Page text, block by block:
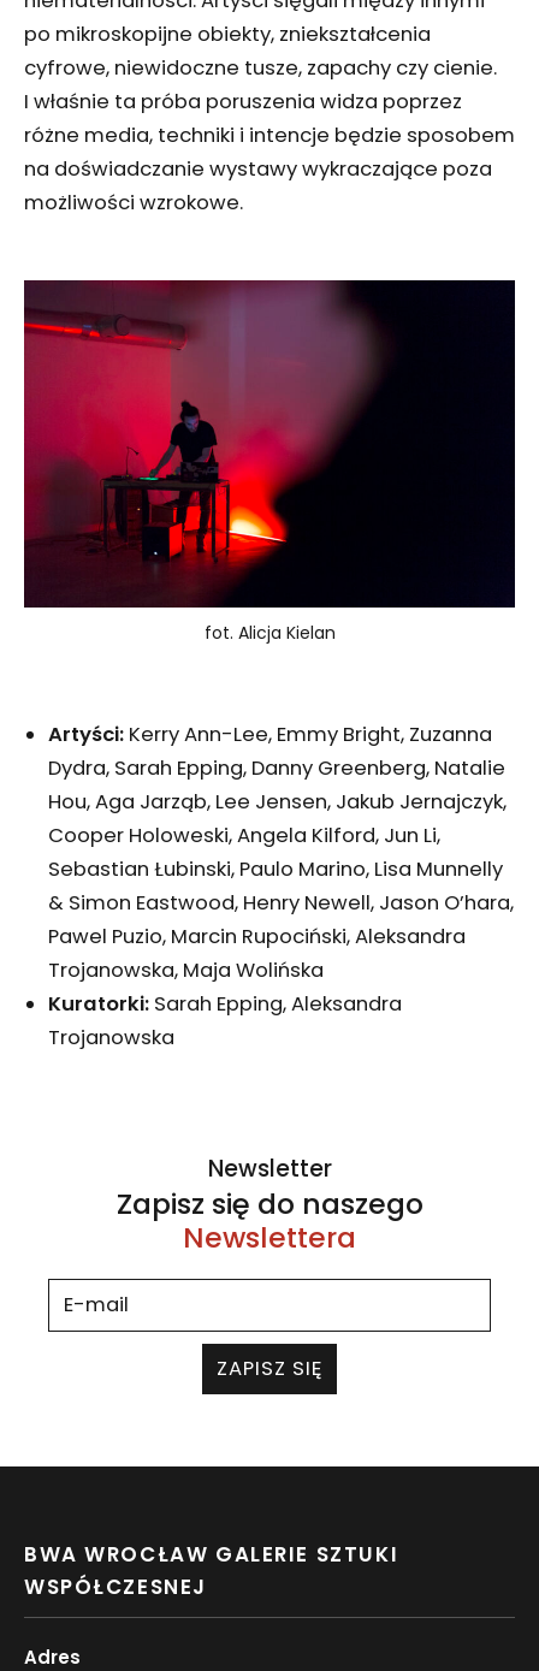
po mikroskopijne obiekty, zniekształcenia
cyfrowe, niewidoczne tusze, zapachy czy cienie.
I właśnie ta próba poruszenia widza poprzez
różne media, techniki i intencje będzie sposobem
na doświadczanie wystawy wykraczające poza
możliwości wzrokowe.
fot. Alicja Kielan
Artyści: Kerry Ann-Lee, Emmy Bright, Zuzanna
Dydra, Sarah Epping, Danny Greenberg, Natalie
Hou, Aga Jarząb, Lee Jensen, Jakub Jernajczyk,
Cooper Holoweski, Angela Kilford, Jun Li,
Sebastian Łubinski, Paulo Marino, Lisa Munnelly
& Simon Eastwood, Henry Newell, Jason O’hara,
Pawel Puzio, Marcin Rupociński, Aleksandra
Trojanowska, Maja Wolińska
Kuratorki: Sarah Epping, Aleksandra
Trojanowska
Newsletter
Zapisz się do naszego
Newslettera
ZAPISZ SIĘ
BWA WROCŁAW GALERIE SZTUKI
WSPÓŁCZESNEJ
Adres